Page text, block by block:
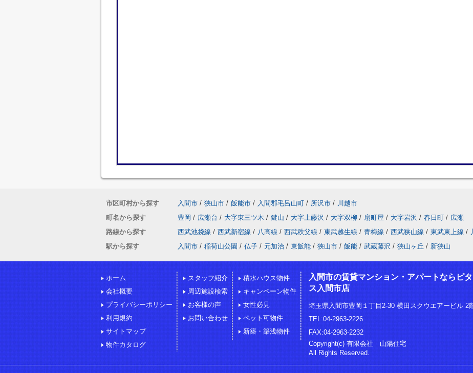
市区町村から探す 入間市 / 狭山市 / 飯能市 / 入間郡毛呂山町 / 所沢市 / 川越市
町名から探す
豊岡 / 広瀬台 / 大字東三ツ木 / 鍵山 / 大字上藤沢 / 大字双柳 / 扇町屋 / 大字岩沢 / 春日町 / 広瀬
路線から探す
西武池袋線 / 西武新宿線 / 八高線 / 西武秩父線 / 東武越生線 / 青梅線 / 西武狭山線 / 東武東上線 /
駅から探す
入間市 / 稲荷山公園 / 仏子 / 元加治 / 東飯能 / 狭山市 / 飯能 / 武蔵藤沢 / 狭山ヶ丘 / 新狭山
ホーム
会社概要
プライバシーポリシー
利用規約
サイトマップ
物件カタログ
スタッフ紹介
周辺施設検索
お客様の声
お問い合わせ
積水ハウス物件
キャンペーン物件
女性必見
ペット可物件
新築・築浅物件
入間市の賃貸マンション・アパートならピ
ス入間市店
埼玉県入間市豊岡１丁目2-30 横田スクウエアービル 2
TEL:04-2963-2226
FAX:04-2963-2232
Copyright(c) 有限会社 山陽住宅
All Rights Reserved.